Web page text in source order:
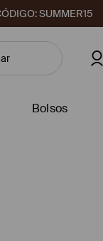
SUMMER15
Bolsos